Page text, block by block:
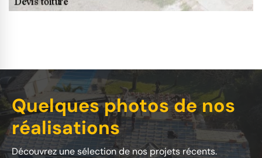
Quelques photos de nos
réalisations
Découvrez une sélection de nos projets récents.